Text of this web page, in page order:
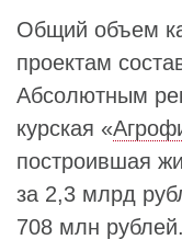
Общий объем
проектам
Абсолютным
курская «
построившая
за 2,3 млрд
708 млн